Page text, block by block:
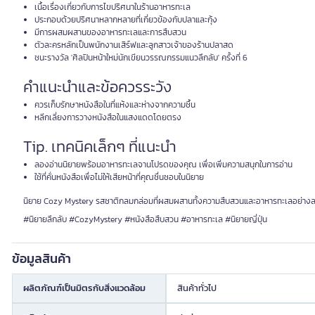
เนื้อเรื่องเกี่ยวกับการไขปริศนาในร้านอาหารทะเล
ประกอบด้วยปริศนาหลากหลายที่เกี่ยวข้องกับปลาและกุ้ง
มีการผสมผสานของอาหารทะเลและการสืบสวน
ตัวละครหลักเป็นพนักงานเสิร์ฟและลูกสาวเจ้าของร้านปลาสด
ชนะรางวัล 'ศิลปินหน้าใหม่นักเขียนวรรณกรรมแนวลึกลับ' ครั้งที่ 6
คำแนะนำและข้อควรระวัง
ควรเก็บรักษาหนังสือในที่แห้งและห่างจากความชื้น
หลีกเลี่ยงการวางหนังสือในแสงแดดโดยตรง
Tip. เทคนิคเล็กๆ ที่แนะนำ
ลองอ่านนิยายพร้อมอาหารทะเลจานโปรดของคุณ เพื่อเพิ่มความสนุกในการอ่าน
ใช้ที่คั่นหนังสือเพื่อไม่ให้เสียหน้าที่คุณชื่นชอบในนิยาย
นิยาย Cozy Mystery รสชาติกลมกล่อมที่ผสมผสานทั้งความสืบสวนและอาหารทะเลอย่า
#นิยายลึกลับ #CozyMystery #หนังสือสืบสวน #อาหารทะเล #นิยายญี่ปุ่น
ข้อมูลสินค้า
ผลิตภัณฑ์เป็นมิตรกับสิ่งแวดล้อม สินค้าทั่วไป